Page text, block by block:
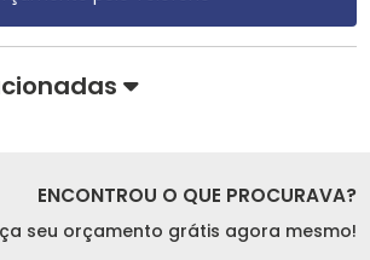
ENCONTROU O QUE PROCURAVA?
seu orçamento grátis agora mesmo!